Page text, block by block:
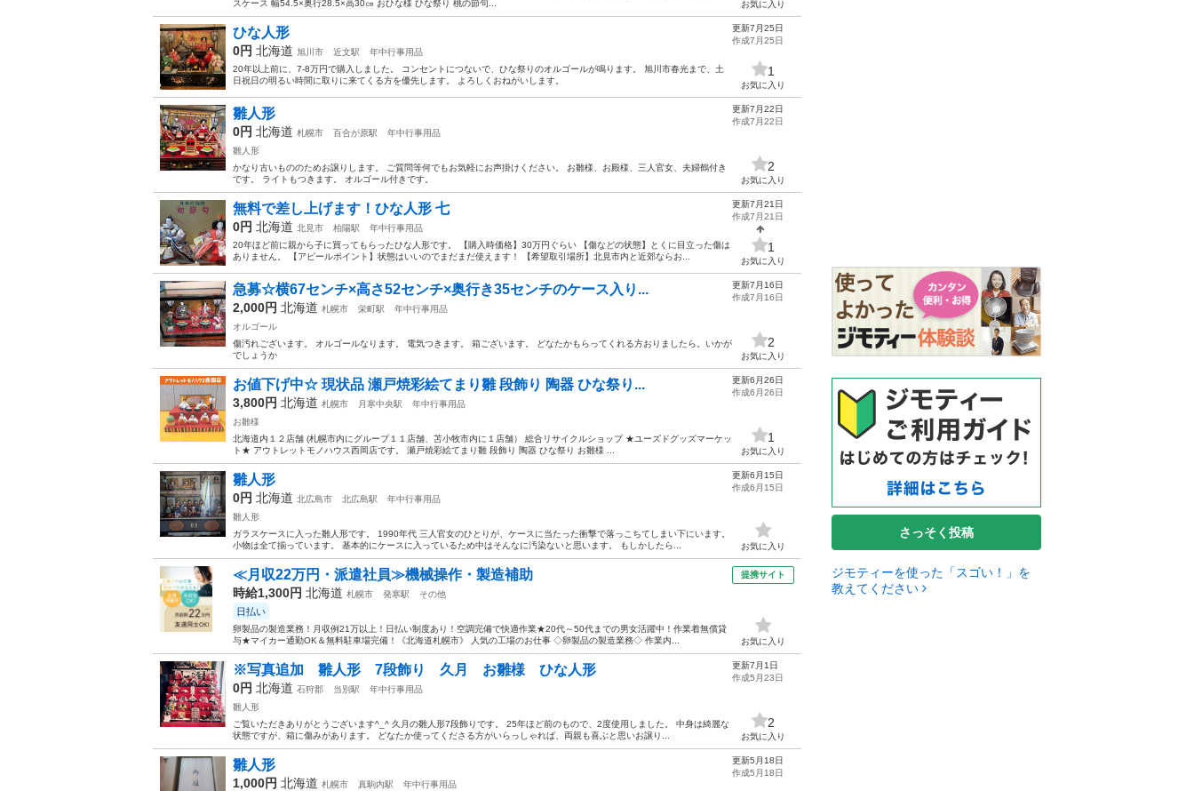
スケース 幅54.5×奥行28.5×高30㎝ おひな様 ひな祭り 桃の節句...
お気に入り
ひな人形
0円 北海道 旭川市 近文駅
年中行事用品
20年以上前に、7-8万円で購入しました。 コンセントにつないで、ひな祭りのオルゴールが鳴ります。 旭川市春光まで、土
日祝日の明るい時間に取りに来てくる方を優先します。 よろしくおねがいします。
更新7月25日
作成7月25日
1
お気に入り
雛人形
0円 北海道 札幌市 百合が原駅
年中行事用品
雛人形
かなり古いもののためお譲りします。 ご質問等何でもお気軽にお声掛けください。 お雛様、お殿様、三人官女、夫婦鶴付き
です。 ライトもつきます。 オルゴール付きです。
更新7月22日
作成7月22日
2
お気に入り
無料で差し上げます！ひな人形 七
0円 北海道 北見市 柏陽駅
年中行事用品
20年ほど前に親から子に買ってもらったひな人形です。 【購入時価格】30万円ぐらい 【傷などの状態】とくに目立った傷は
ありません。 【アピールポイント】状態はいいのでまだまだ使えます！ 【希望取引場所】北見市内と近郊ならお...
更新7月21日
作成7月21日
1
お気に入り
急募☆横67センチ×高さ52センチ×奥行き35センチのケース入り...
2,000円 北海道 札幌市 栄町駅
年中行事用品
オルゴール
傷汚れございます。 オルゴールなります。 電気つきます。 箱ございます。 どなたかもらってくれる方おりましたら。いかが
でしょうか
更新7月16日
作成7月16日
2
お気に入り
お値下げ中☆ 現状品 瀬戸焼彩絵てまり雛 段飾り 陶器 ひな祭り...
3,800円 北海道 札幌市 月寒中央駅
年中行事用品
お雛様
北海道内１２店舗 (札幌市内にグループ１１店舗、苫小牧市内に１店舗） 総合リサイクルショップ ★ユーズドグッズマーケッ
ト★ アウトレットモノハウス西岡店です。 瀬戸焼彩絵てまり雛 段飾り 陶器 ひな祭り お雛様 ...
更新6月26日
作成6月26日
1
お気に入り
雛人形
0円 北海道 北広島市 北広島駅
年中行事用品
雛人形
ガラスケースに入った雛人形です。 1990年代 三人官女のひとりが、ケースに当たった衝撃で落っこちてしまい下にいます。
小物は全て揃っています。 基本的にケースに入っているため中はそんなに汚染ないと思います。 もしかしたら...
更新6月15日
作成6月15日
お気に入り
≪月収22万円・派遣社員≫機械操作・製造補助
時給1,300円 北海道 札幌市 発寒駅 その他
日払い
卵製品の製造業務！月収例21万以上！日払い制度あり！空調完備で快適作業★20代～50代までの男女活躍中！作業着無償貸
与★マイカー通勤OK＆無料駐車場完備！《北海道札幌市》 人気の工場のお仕事 ◇卵製品の製造業務◇ 作業内...
提携サイト
お気に入り
※写真追加 雛人形 7段飾り 久月 お雛様 ひな人形
0円 北海道 石狩郡 当別駅
年中行事用品
雛人形
ご覧いただきありがとうございます^_^ 久月の雛人形7段飾りです。 25年ほど前のもので、2度使用しました。 中身は綺麗な
状態ですが、箱に傷みがあります。 どなたか使ってくださる方がいらっしゃれば、両親も喜ぶと思いお譲り...
更新7月1日
作成5月23日
2
お気に入り
雛人形
1,000円 北海道 札幌市 真駒内駅
年中行事用品
更新5月18日
作成5月18日
さっそく投稿
ジモティーを使った「スゴい！」を
教えてください